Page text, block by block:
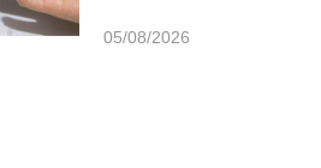
05/08/2026